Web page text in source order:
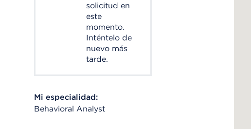
solicitud en
este
momento.
Inténtelo de
nuevo más
tarde.
Mi especialidad:
Behavioral Analyst